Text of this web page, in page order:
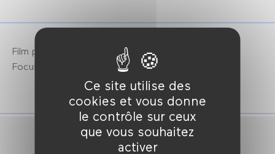
Ce site utilise des
cookies et vous donne
le contrôle sur ceux
que vous souhaitez
activer
Film présenté en version restaurée 4k.
Focus Valérie Donzelli : 26 février → 16 mars 2025.